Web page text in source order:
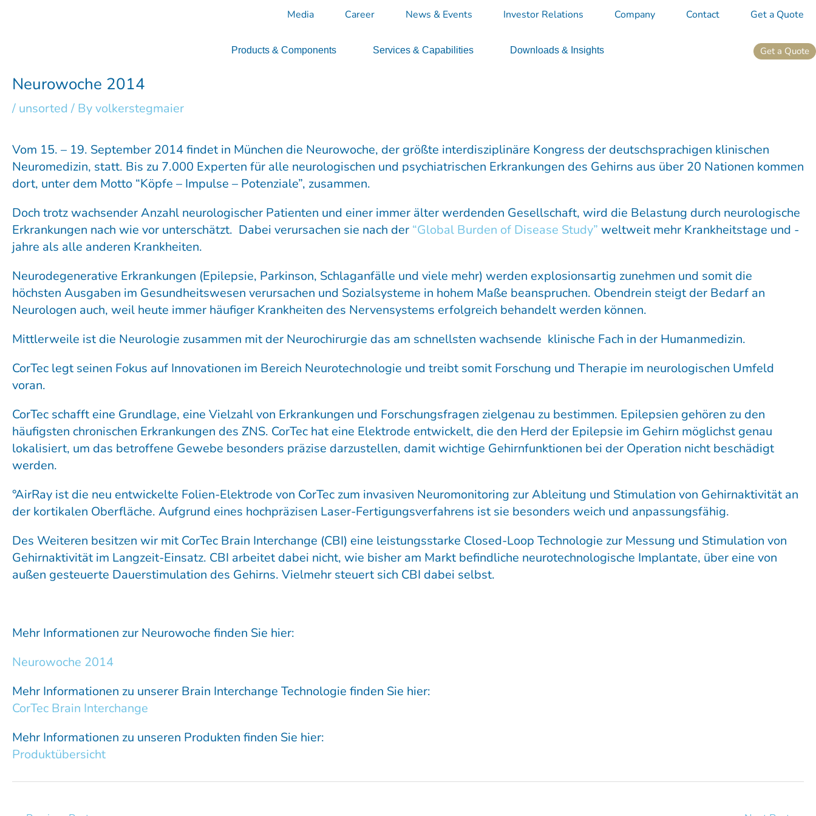
Media Career News & Events Investor Relations Company Contact Get a Quote
Products & Components Services & Capabilities Downloads & Insights Get a Quote
Neurowoche 2014
/ unsorted / Byvolkerstegmaier
Vom 15. – 19. September 2014 findet in München die Neurowoche, der größte interdisziplinäre Kongress der deutschsprachigen klinischen
Neuromedizin, statt. Bis zu 7.000 Experten für alle neurologischen und psychiatrischen Erkrankungen des Gehirns aus über 20 Nationen kommen
dort, unter dem Motto “Köpfe – Impulse – Potenziale”, zusammen.
Doch trotz wachsender Anzahl neurologischer Patienten und einer immer älter werdenden Gesellschaft, wird die Belastung durch neurologische
Erkrankungen nach wie vor unterschätzt. Dabei verursachen sie nach der “Global Burden of Disease Study” weltweit mehr Krankheitstage und -
jahre als alle anderen Krankheiten.
Neurodegenerative Erkrankungen (Epilepsie, Parkinson, Schlaganfälle und viele mehr) werden explosionsartig zunehmen und somit die
höchsten Ausgaben im Gesundheitswesen verursachen und Sozialsysteme in hohem Maße beanspruchen. Obendrein steigt der Bedarf an
Neurologen auch, weil heute immer häufiger Krankheiten des Nervensystems erfolgreich behandelt werden können.
Mittlerweile ist die Neurologie zusammen mit der Neurochirurgie das am schnellsten wachsende klinische Fach in der Humanmedizin.
CorTec legt seinen Fokus auf Innovationen im Bereich Neurotechnologie und treibt somit Forschung und Therapie im neurologischen Umfeld
voran.
CorTec schafft eine Grundlage, eine Vielzahl von Erkrankungen und Forschungsfragen zielgenau zu bestimmen. Epilepsien gehören zu den
häufigsten chronischen Erkrankungen des ZNS. CorTec hat eine Elektrode entwickelt, die den Herd der Epilepsie im Gehirn möglichst genau
lokalisiert, um das betroffene Gewebe besonders präzise darzustellen, damit wichtige Gehirnfunktionen bei der Operation nicht beschädigt
werden.
°AirRay ist die neu entwickelte Folien-Elektrode von CorTec zum invasiven Neuromonitoring zur Ableitung und Stimulation von Gehirnaktivität an
der kortikalen Oberfläche. Aufgrund eines hochpräzisen Laser-Fertigungsverfahrens ist sie besonders weich und anpassungsfähig.
Des Weiteren besitzen wir mit CorTec Brain Interchange (CBI) eine leistungsstarke Closed-Loop Technologie zur Messung und Stimulation von
Gehirnaktivität im Langzeit-Einsatz. CBI arbeitet dabei nicht, wie bisher am Markt befindliche neurotechnologische Implantate, über eine von
außen gesteuerte Dauerstimulation des Gehirns. Vielmehr steuert sich CBI dabei selbst.
Mehr Informationen zur Neurowoche finden Sie hier:
Neurowoche 2014
Mehr Informationen zu unserer Brain Interchange Technologie finden Sie hier:
CorTec Brain Interchange
Mehr Informationen zu unseren Produkten finden Sie hier:
Produktübersicht